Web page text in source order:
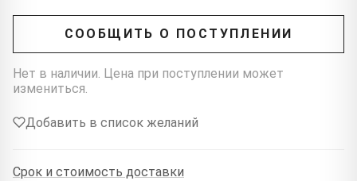
СООБЩИТЬ О ПОСТУПЛЕНИИ
Нет в наличии. Цена при поступлении может
измениться.
Добавить в список желаний
Срок и стоимость доставки